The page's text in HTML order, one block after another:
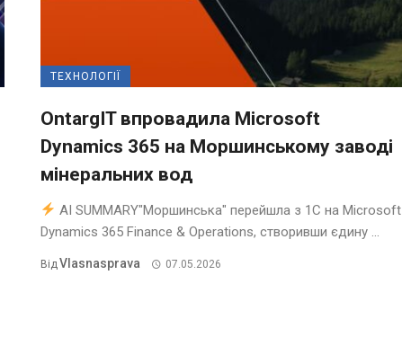
ТЕХНОЛОГІЇ
OntargIT впровадила Microsoft
Dynamics 365 на Моршинському заводі
мінеральних вод
AI SUMMARY"Моршинська" перейшла з 1С на Microsoft
Dynamics 365 Finance & Operations, створивши єдину ...
ВідVlasnasprava 07.05.2026